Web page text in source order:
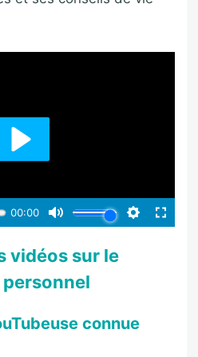
vidéos sur le
connue